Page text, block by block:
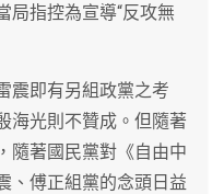
局指控為宣導“反攻無
震即有另組政黨之考
海光則不贊成。但隨著
隨著國民黨對《自由中
、傅正組黨的念頭日益